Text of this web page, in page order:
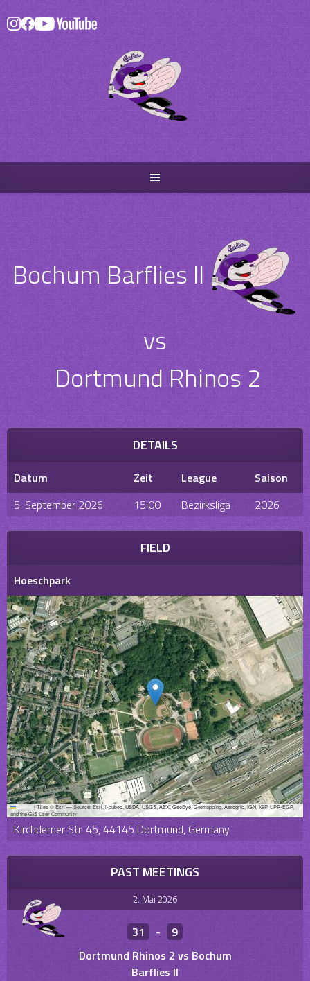
Skip
to
content
Bochum Barflies II
vs
Dortmund Rhinos 2
DETAILS
Datum Zeit League
Saison
5. September 2026
15:00 Bezirksliga 2026
FIELD
Hoeschpark
Leaflet |Tiles © Esri — Source: Esri, i-cubed, USDA, USGS, AEX, GeoEye, Getmapping, Aerogrid, IGN, IGP, UPR-EGP,
and the GIS User Community
Kirchderner Str. 45, 44145 Dortmund, Germany
PAST MEETINGS
2. Mai 2026
31 -
9
Dortmund Rhinos 2 vs Bochum
Barflies II